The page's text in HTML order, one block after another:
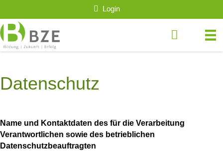
Login
Datenschutz
Name und Kontaktdaten des für die Verarbeitung
Verantwortlichen sowie des betrieblichen
Datenschutzbeauftragten